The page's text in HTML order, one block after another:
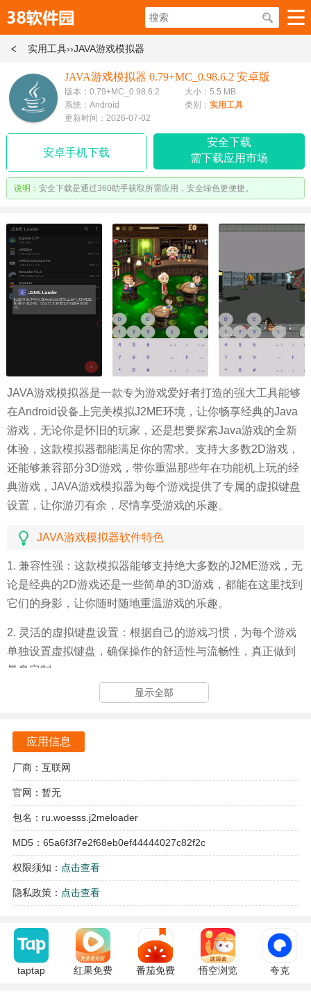
实用工具››JAVA游戏模拟器
JAVA游戏模拟器 0.79+MC_0.98.6.2 安卓版
版本：0.79+MC_0.98.6.2
大小：5.5 MB
系统：Android
类别： 实用工具
更新时间：2026-07-02
安卓手机下载
安全下载
需下载应用市场
说明： 安全下载是通过360助手获取所需应用，安全绿色更便捷。
JAVA游戏模拟器是一款专为游戏爱好者打造的强大工具能够
在Android设备上完美模拟J2ME环境，让你畅享经典的Java
游戏，无论你是怀旧的玩家，还是想要探索Java游戏的全新
体验，这款模拟器都能满足你的需求。支持大多数2D游戏，
还能够兼容部分3D游戏，带你重温那些年在功能机上玩的经
典游戏，JAVA游戏模拟器为每个游戏提供了专属的虚拟键盘
设置，让你游刃有余，尽情享受游戏的乐趣。
JAVA游戏模拟器软件特色
1. 兼容性强：这款模拟器能够支持绝大多数的J2ME游戏，无
论是经典的2D游戏还是一些简单的3D游戏，都能在这里找到
它们的身影，让你随时随地重温游戏的乐趣。
2. 灵活的虚拟键盘设置：根据自己的游戏习惯，为每个游戏
单独设置虚拟键盘，确保操作的舒适性与流畅性，真正做到
量身定制。
3. 轻松的安装体验：JAVA游戏模拟器的安装过程简单明了，
4. 高效的资源管理：模拟器能够有效管理游戏资源，确保游
戏在运行时的稳定性和流畅性，尽量减少卡顿和延迟现象，
让你尽情享受游戏的快感。
JAVA游戏模拟器使用方法
1、下载游戏文件
首先下载好需要的JAVA游戏（.jar格式），并记住存放路
径。
显示全部
应用信息
厂商：互联网
官网：暂无
包名：ru.woesss.j2meloader
MD5：65a6f3f7e2f68eb0ef44444027c82f2c
权限须知： 点击查看
隐私政策： 点击查看
taptap
红果免费
番茄免费
悟空浏览
夸克